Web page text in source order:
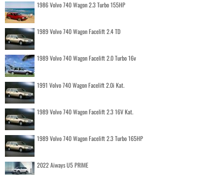
1986 Volvo 740 Wagon 2.3 Turbo 155HP
1989 Volvo 740 Wagon Facelift 2.4 TD
1989 Volvo 740 Wagon Facelift 2.0 Turbo 16v
1991 Volvo 740 Wagon Facelift 2.0i Kat.
1989 Volvo 740 Wagon Facelift 2.3 16V Kat.
1989 Volvo 740 Wagon Facelift 2.3 Turbo 165HP
2022 Aiways U5 PRIME